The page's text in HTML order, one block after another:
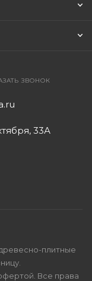
ЗВОНОК
33А
плитные
Все права